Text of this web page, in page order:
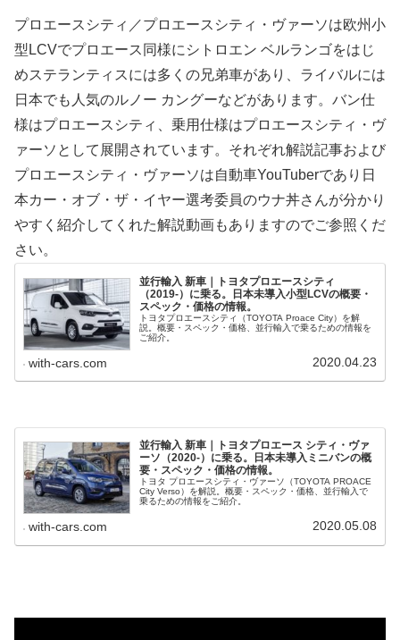
プロエースシティ／プロエースシティ・ヴァーソは欧州小
型LCVでプロエース同様にシトロエン ベルランゴをはじ
めステランティスには多くの兄弟車があり、ライバルには
日本でも人気のルノー カングーなどがあります。バン仕
様はプロエースシティ、乗用仕様はプロエースシティ・ヴ
ァーソとして展開されています。それぞれ解説記事および
プロエースシティ・ヴァーソは自動車YouTuberであり日
本カー・オブ・ザ・イヤー選考委員のウナ丼さんが分かり
やすく紹介してくれた解説動画もありますのでご参照くだ
さい。
並行輸入 新車｜トヨタプロエースシティ
（2019-）に乗る。日本未導入小型LCVの概要・
スペック・価格の情報。
トヨタプロエースシティ（TOYOTA Proace City）を解
説。概要・スペック・価格、並行輸入で乗るための情報を
ご紹介。
with-cars.com 2020.04.23
並行輸入 新車｜トヨタプロエース シティ・ヴァ
ーソ（2020-）に乗る。日本未導入ミニバンの概
要・スペック・価格の情報。
トヨタ プロエースシティ・ヴァーソ（TOYOTA PROACE
City Verso）を解説。概要・スペック・価格、並行輸入で
乗るための情報をご紹介。
with-cars.com 2020.05.08